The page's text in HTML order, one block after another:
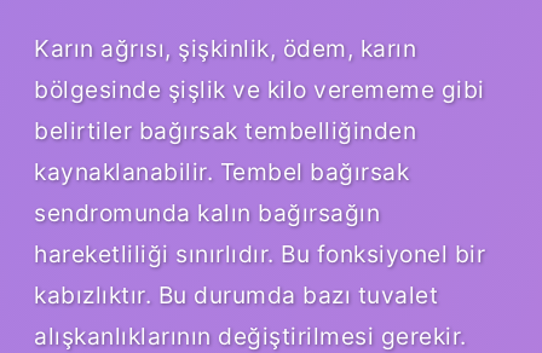
Karın ağrısı, şişkinlik, ödem, karın
bölgesinde şişlik ve kilo verememe gibi
belirtiler bağırsak tembelliğinden
kaynaklanabilir. Tembel bağırsak
sendromunda kalın bağırsağın
hareketliliği sınırlıdır. Bu fonksiyonel bir
kabızlıktır. Bu durumda bazı tuvalet
alışkanlıklarının değiştirilmesi gerekir.